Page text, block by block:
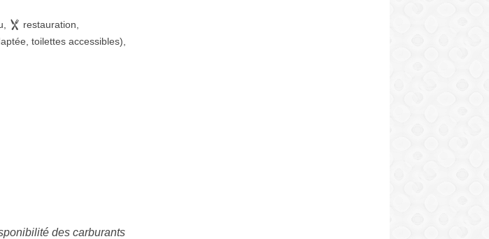
restauration
toilettes accessibles)
des carburants